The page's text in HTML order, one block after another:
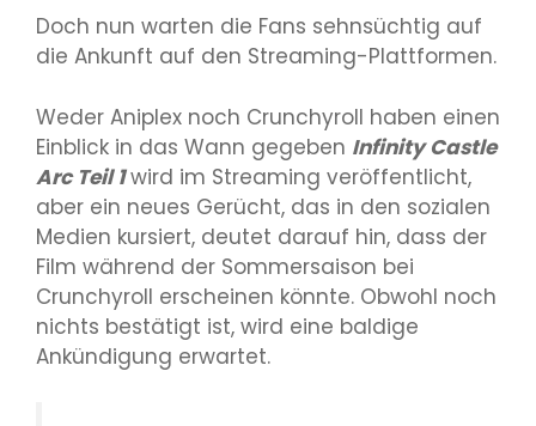
Doch nun warten die Fans sehnsüchtig auf
die Ankunft auf den Streaming-Plattformen.
Weder Aniplex noch Crunchyroll haben einen
Einblick in das Wann gegeben Infinity Castle
Arc Teil 1wird im Streaming veröffentlicht,
aber ein neues Gerücht, das in den sozialen
Medien kursiert, deutet darauf hin, dass der
Film während der Sommersaison bei
Crunchyroll erscheinen könnte. Obwohl noch
nichts bestätigt ist, wird eine baldige
Ankündigung erwartet.